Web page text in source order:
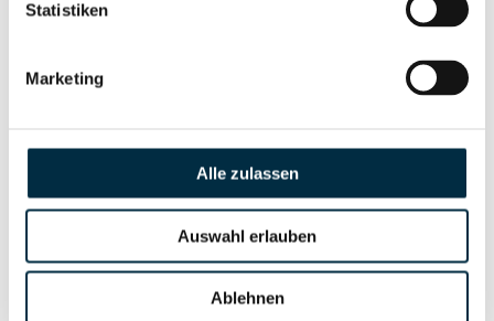
Statistiken
Marketing
Alle zulassen
Auswahl erlauben
Ablehnen
Eigentums- und Kontrollstruktur
Vollständiges
anfragen
anfragen